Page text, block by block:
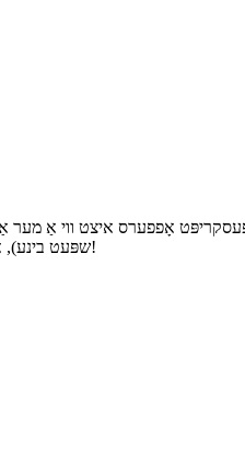
אָפפערס איצט ווי אַ